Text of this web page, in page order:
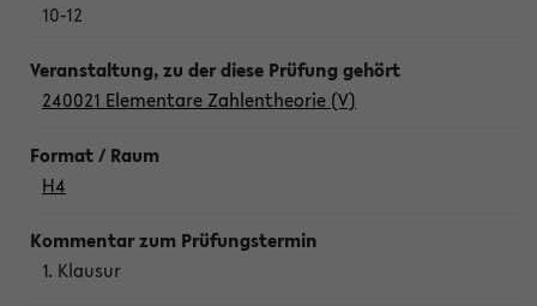
10-12
240021 Elementare Zahlentheorie (V)
H4
1. Klausur